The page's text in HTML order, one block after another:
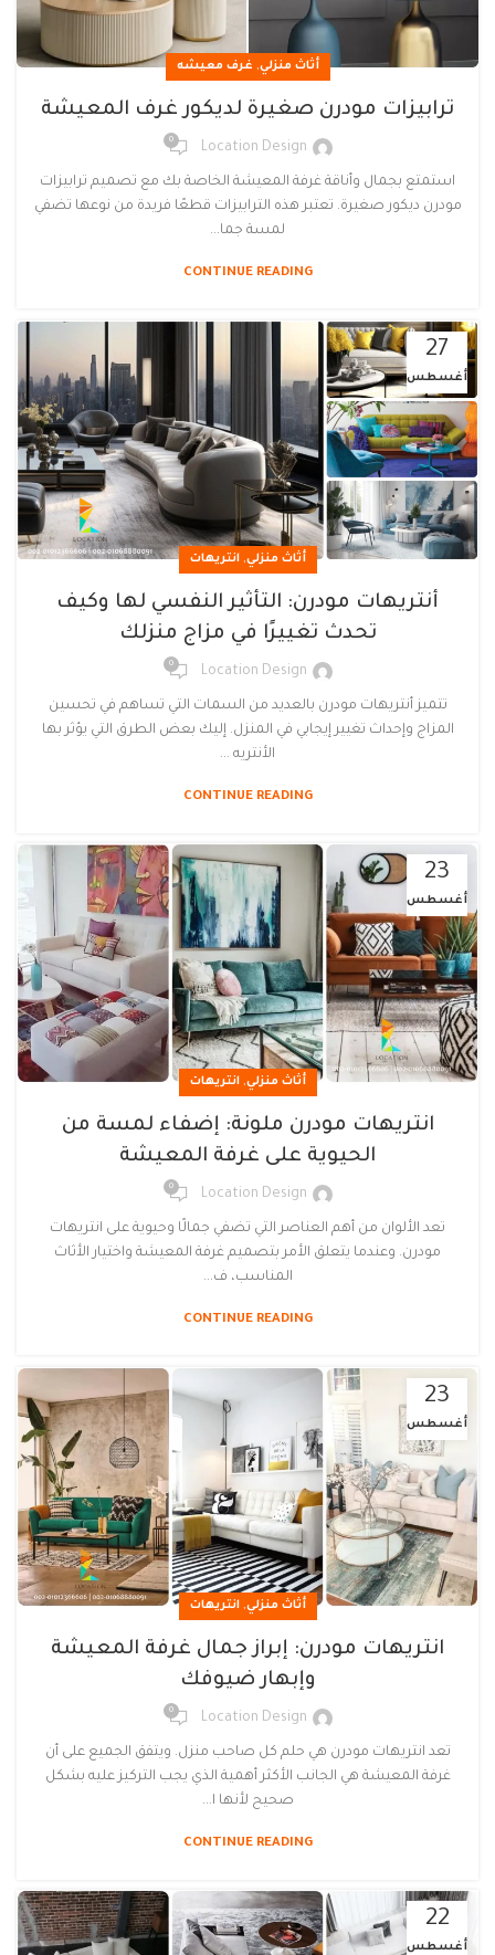
أثاث منزلي, غرف معيشه
ترابيزات مودرن صغيرة لديكور غرف المعيشة
Location Design
0
استمتع بجمال وأناقة غرفة المعيشة الخاصة بك مع تصميم ترابيزات
مودرن ديكور صغيرة. تعتبر هذه الترابيزات قطعًا فريدة من نوعها تضفي
لمسة جما...
CONTINUE READING
27
أغسطس
أثاث منزلي,انتريهات
أنتريهات مودرن: التأثير النفسي لها وكيف
تحدث تغييرًا في مزاج منزلك
Location Design
0
تتميز أنتريهات مودرن بالعديد من السمات التي تساهم في تحسين
المزاج وإحداث تغيير إيجابي في المنزل. إليك بعض الطرق التي يؤثر بها
الأنتريه ...
CONTINUE READING
23
أغسطس
أثاث منزلي,انتريهات
انتريهات مودرن ملونة: إضفاء لمسة من
الحيوية على غرفة المعيشة
Location Design
0
تعد الألوان من أهم العناصر التي تضفي جمالًا وحيوية على انتريهات
مودرن. وعندما يتعلق الأمر بتصميم غرفة المعيشة واختيار الأثاث
المناسب، ف...
CONTINUE READING
23
أغسطس
أثاث منزلي,انتريهات
انتريهات مودرن: إبراز جمال غرفة المعيشة
وإبهار ضيوفك
Location Design
0
تعد انتريهات مودرن هي حلم كل صاحب منزل. ويتفق الجميع على أن
غرفة المعيشة هي الجانب الأكثر أهمية الذي يجب التركيز عليه بشكل
صحيح لأنها ا...
CONTINUE READING
22
أغسطس